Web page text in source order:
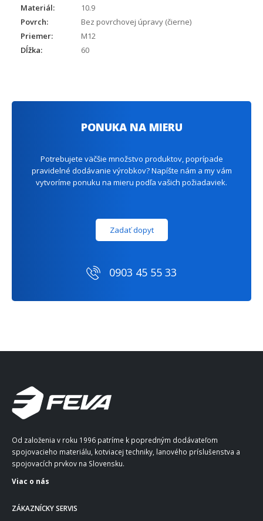
Materiál:
10.9
Povrch:
Bez povrchovej úpravy (čierne)
Priemer:
M12
Dĺžka:
60
PONUKA NA MIERU
Potrebujete väčšie množstvo produktov, poprípade
pravidelné dodávanie výrobkov? Napíšte nám a my vám
vytvoríme ponuku na mieru podľa vašich požiadaviek.
Zadať dopyt
0903 45 55 33
Od založenia v roku 1996 patríme k popredným dodávateľom
spojovacieho materiálu, kotviacej techniky, lanového príslušenstva a
spojovacích prvkov na Slovensku.
Viac o nás
ZÁKAZNÍCKY SERVIS